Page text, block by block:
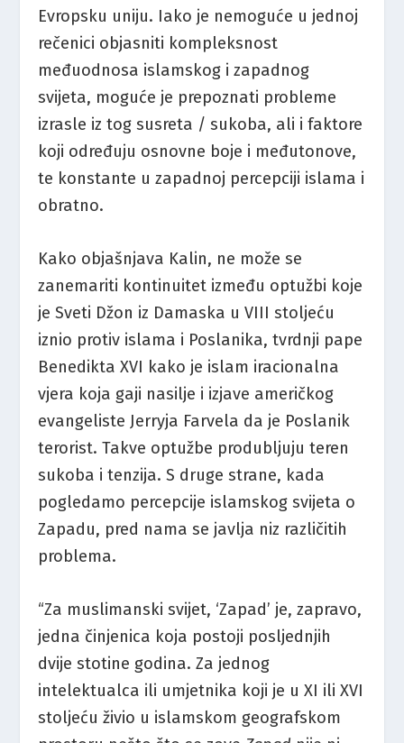
Evropsku uniju. Iako je nemoguće u jednoj
rečenici objasniti kompleksnost
međuodnosa islamskog i zapadnog
svijeta, moguće je prepoznati probleme
izrasle iz tog susreta / sukoba, ali i faktore
koji određuju osnovne boje i međutonove,
te konstante u zapadnoj percepciji islama i
obratno.
Kako objašnjava Kalin, ne može se
zanemariti kontinuitet između optužbi koje
je Sveti Džon iz Damaska u VIII stoljeću
iznio protiv islama i Poslanika, tvrdnji pape
Benedikta XVI kako je islam iracionalna
vjera koja gaji nasilje i izjave američkog
evangeliste Jerryja Farvela da je Poslanik
terorist. Takve optužbe produbljuju teren
sukoba i tenzija. S druge strane, kada
pogledamo percepcije islamskog svijeta o
Zapadu, pred nama se javlja niz različitih
problema.
“Za muslimanski svijet, ‘Zapad’ je, zapravo,
jedna činjenica koja postoji posljednjih
dvije stotine godina. Za jednog
intelektualca ili umjetnika koji je u XI ili XVI
stoljeću živio u islamskom geografskom